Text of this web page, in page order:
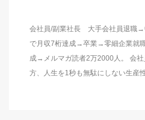
会社員/副業社長 大手会社員退職→
で月収7桁達成→卒業→零細企業就
成→メルマガ読者2万2000人。 会社
方、人生を1秒も無駄にしない生産